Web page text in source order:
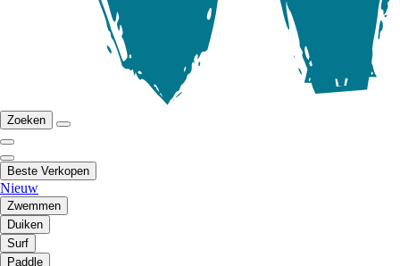
Zoeken
Beste Verkopen
Nieuw
Zwemmen
Duiken
Surf
Paddle